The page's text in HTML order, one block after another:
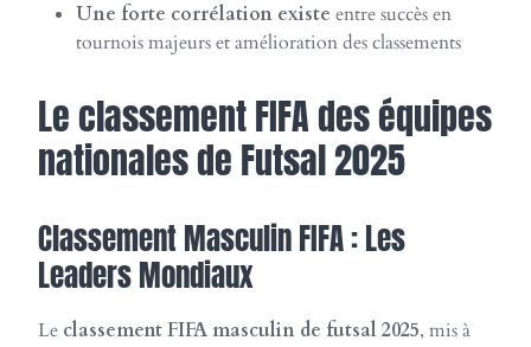
Une forte corrélation existe entre succès en
tournois majeurs et amélioration des classements
Le classement FIFA des équipes
nationales de Futsal 2025
Classement Masculin FIFA : Les
Leaders Mondiaux
Le classement FIFA masculin de futsal 2025, mis à